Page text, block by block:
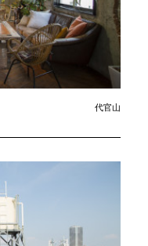
代官山